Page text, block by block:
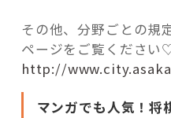
その他、分野ごとの規
ページをご覧ください
http://
マンガでも人気！将